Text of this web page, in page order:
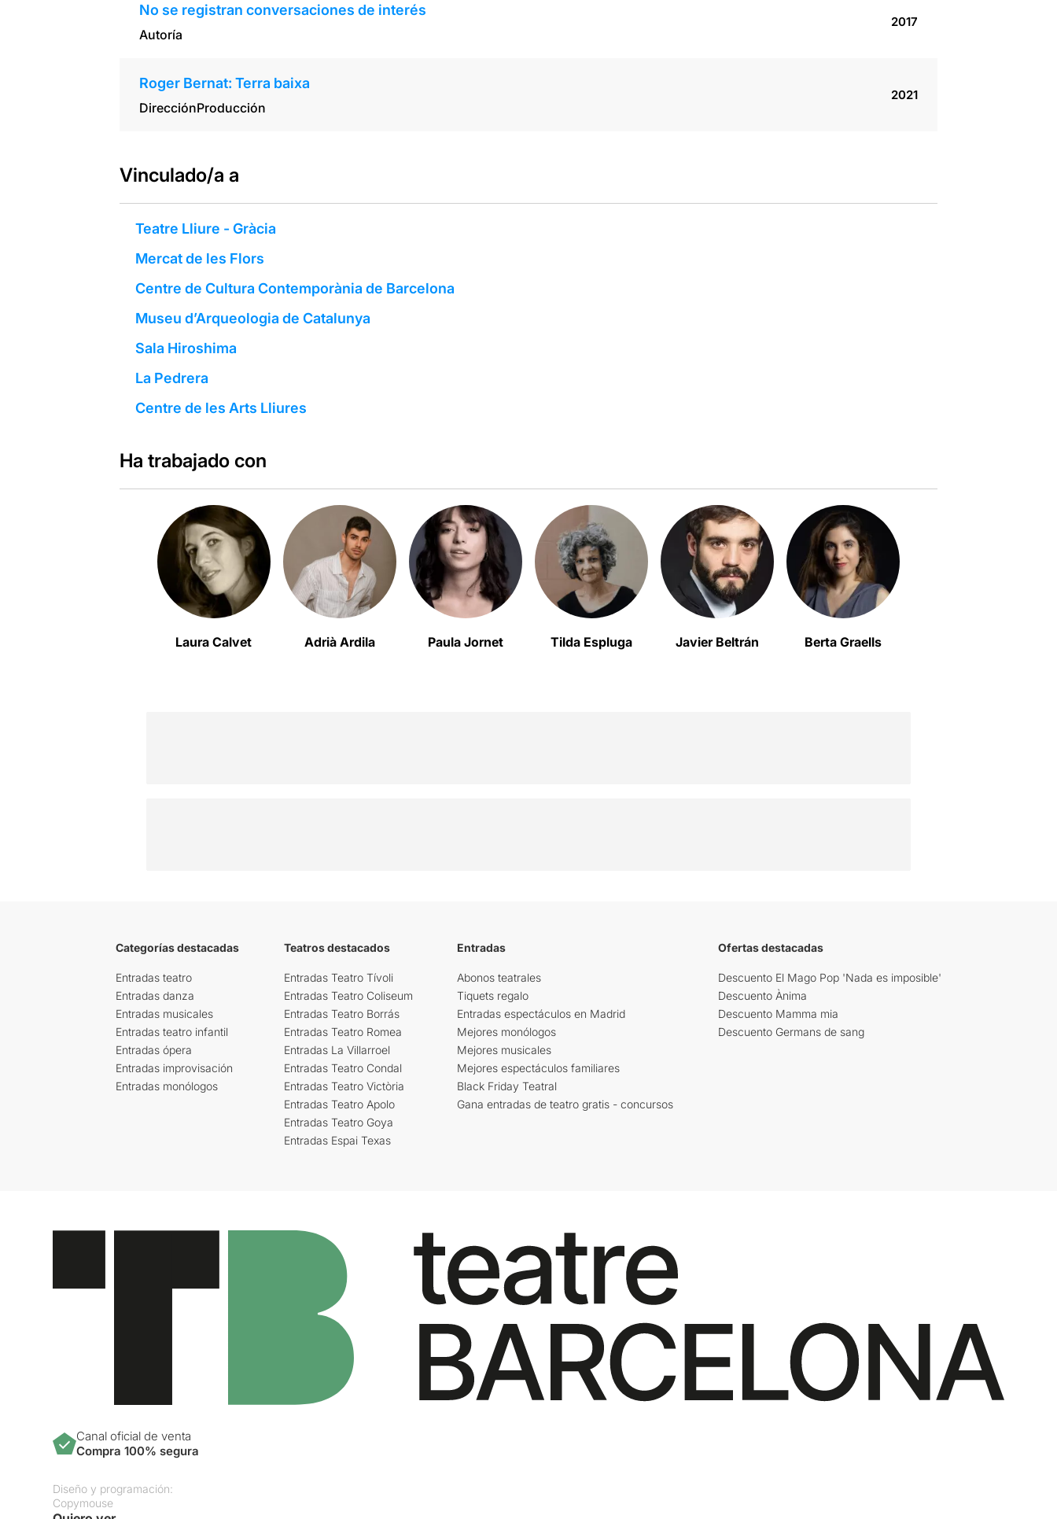
No se registran conversaciones de interés
Autoría
2017
Roger Bernat: Terra baixa
DirecciónProducción
2021
Vinculado/a a
Teatre Lliure - Gràcia
Mercat de les Flors
Centre de Cultura Contemporània de Barcelona
Museu d’Arqueologia de Catalunya
Sala Hiroshima
La Pedrera
Centre de les Arts Lliures
Ha trabajado con
Laura Calvet Adrià Ardila Paula Jornet Tilda Espluga Javier Beltrán Berta Graells
Categorías destacadas
Entradas teatro
Entradas danza
Entradas musicales
Entradas teatro infantil
Entradas ópera
Entradas improvisación
Entradas monólogos
Teatros destacados
Entradas Teatro Tívoli
Entradas Teatro Coliseum
Entradas Teatro Borrás
Entradas Teatro Romea
Entradas La Villarroel
Entradas Teatro Condal
Entradas Teatro Victòria
Entradas Teatro Apolo
Entradas Teatro Goya
Entradas Espai Texas
Entradas
Abonos teatrales
Tiquets regalo
Entradas espectáculos en Madrid
Mejores monólogos
Mejores musicales
Mejores espectáculos familiares
Black Friday Teatral
Gana entradas de teatro gratis - concursos
Ofertas destacadas
Descuento El Mago Pop 'Nada es imposible'
Descuento Ànima
Descuento Mamma mia
Descuento Germans de sang
Canal oficial de venta
Compra 100% segura
Diseño y programación:
Copymouse